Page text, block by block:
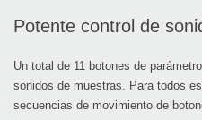
Potente control de
Un total de 11 botones de
sonidos de muestras. Para todos
secuencias de movimiento de